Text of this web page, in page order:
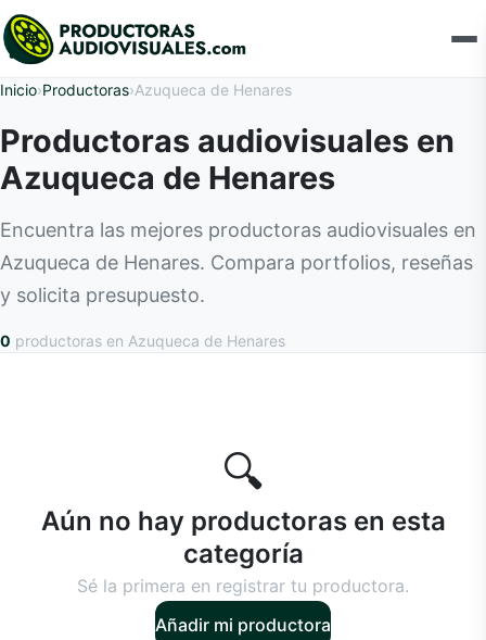
Inicio›Productoras›Azuqueca de Henares
Productoras audiovisuales en
Azuqueca de Henares
Encuentra las mejores productoras audiovisuales en
Azuqueca de Henares. Compara portfolios, reseñas
y solicita presupuesto.
0 productoras en Azuqueca de Henares
🔍
Aún no hay productoras en esta
categoría
Sé la primera en registrar tu productora.
Añadir mi productora